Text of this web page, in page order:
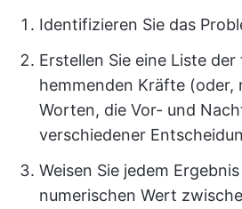
Identifizieren Sie das
Erstellen Sie eine Liste
hemmenden Kräfte (oder,
Worten, die Vor- und
verschiedener
Weisen Sie jedem
numerischen Wert